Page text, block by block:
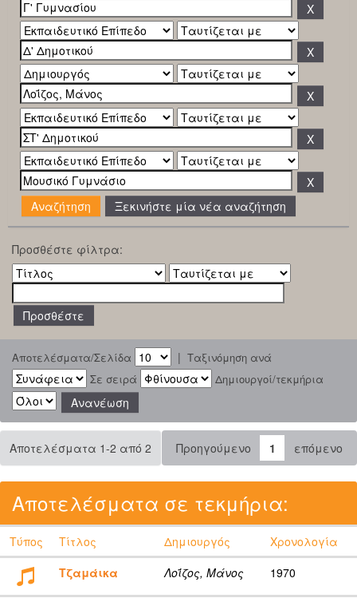
Ξεκινήστε μία νέα αναζήτηση
Προσθέστε φίλτρα:
Αποτελέσματα/Σελίδα | Ταξινόμηση ανά
Σε σειρά
Δημιουργοί/τεκμήρια
Αποτελέσματα 1-2 από 2 Προηγούμενο 1 επόμενο
Αποτελέσματα σε τεκμήρια:
Τύπος Τίτλος Δημιουργός
Χρονολογία
Τζαμάικα
Λοΐζος, Μάνος 1970